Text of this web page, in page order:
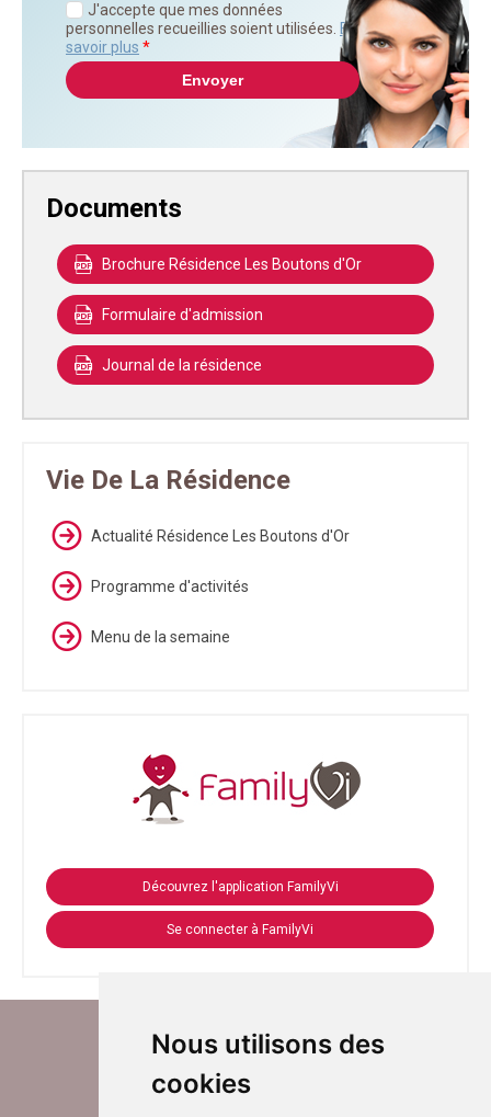
Nous utilisons des
cookies
J'accepte que mes données
personnelles recueillies soient utilisées. En
savoir plus *
Documents
Brochure Résidence Les Boutons d'Or
Formulaire d'admission
Journal de la résidence
Vie De La Résidence
Actualité Résidence Les Boutons d'Or
Programme d'activités
Menu de la semaine
Découvrez l'application FamilyVi
Se connecter à FamilyVi